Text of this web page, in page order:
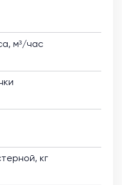
м³/час
кг